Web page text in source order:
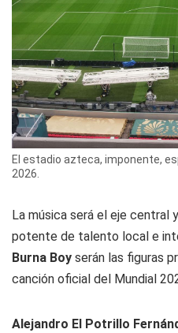
El estadio azteca, imponente,
2026.
La música será el eje central
potente de talento local e
Burna Boy serán las figuras
canción oficial del Mundial
Alejandro El Potrillo